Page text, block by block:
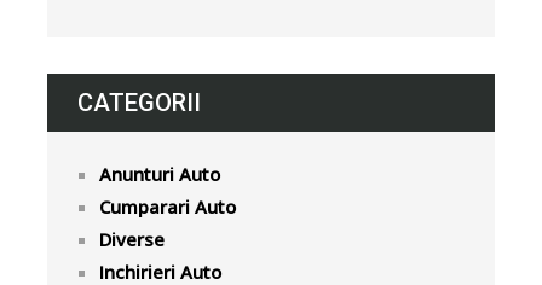
CATEGORII
Anunturi Auto
Cumparari Auto
Diverse
Inchirieri Auto